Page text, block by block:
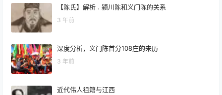
【陈氏】解析 . 颍川陈和义门陈的关系
3 年前
深度分析，义门陈首分108庄的来历
3 年前
近代伟人祖籍与江西